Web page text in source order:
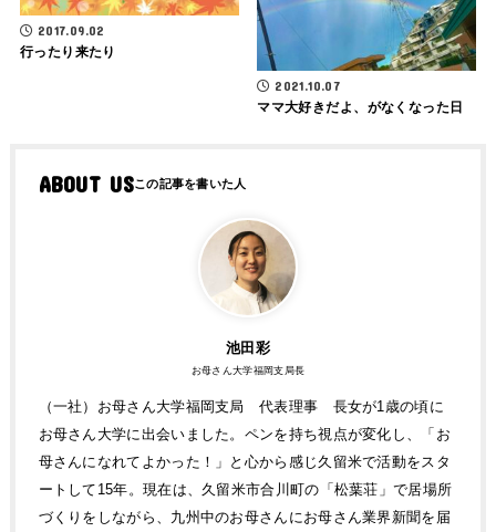
2017.09.02
行ったり来たり
2021.10.07
ママ大好きだよ、がなくなった日
ABOUT US
池田彩
お母さん大学福岡支局長
（一社）お母さん大学福岡支局 代表理事 長女が1歳の頃に
お母さん大学に出会いました。ペンを持ち視点が変化し、「お
母さんになれてよかった！」と心から感じ久留米で活動をスタ
ートして15年。現在は、久留米市合川町の「松葉荘」で居場所
づくりをしながら、九州中のお母さんにお母さん業界新聞を届